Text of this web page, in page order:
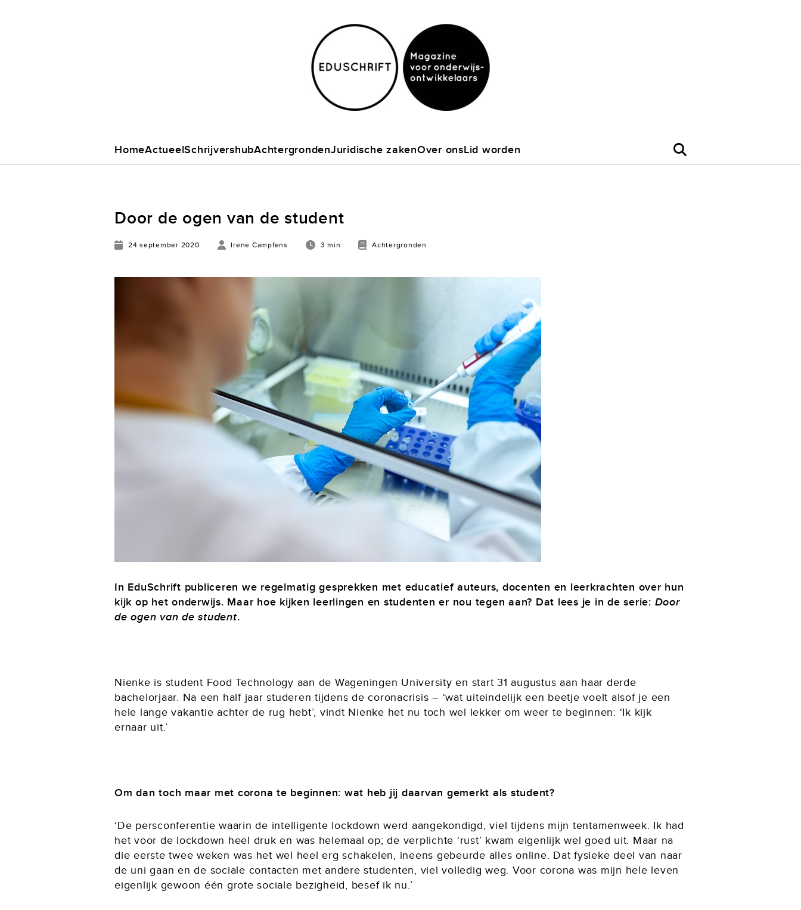
HomeActueelSchrijvershubAchtergrondenJuridische zakenOver onsLid worden
Door de ogen van de student
24 september 2020 Irene Campfens 3 min Achtergronden
In EduSchrift publiceren we regelmatig gesprekken met educatief auteurs, docenten en leerkrachten over hun
kijk op het onderwijs. Maar hoe kijken leerlingen en studenten er nou tegen aan? Dat lees je in de serie: Door
de ogen van de student.
Nienke is student Food Technology aan de Wageningen University en start 31 augustus aan haar derde
bachelorjaar. Na een half jaar studeren tijdens de coronacrisis – ‘wat uiteindelijk een beetje voelt alsof je een
hele lange vakantie achter de rug hebt’, vindt Nienke het nu toch wel lekker om weer te beginnen: ‘Ik kijk
ernaar uit.’
Om dan toch maar met corona te beginnen: wat heb jij daarvan gemerkt als student?
‘De persconferentie waarin de intelligente lockdown werd aangekondigd, viel tijdens mijn tentamenweek. Ik had
het voor de lockdown heel druk en was helemaal op; de verplichte ‘rust’ kwam eigenlijk wel goed uit. Maar na
die eerste twee weken was het wel heel erg schakelen, ineens gebeurde alles online. Dat fysieke deel van naar
de uni gaan en de sociale contacten met andere studenten, viel volledig weg. Voor corona was mijn hele leven
eigenlijk gewoon één grote sociale bezigheid, besef ik nu.’